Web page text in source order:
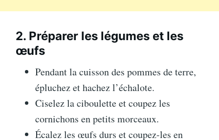
2. Préparer les légumes et les
œufs
Pendant la cuisson des pommes de terre,
épluchez et hachez l’échalote.
Ciselez la ciboulette et coupez les
cornichons en petits morceaux.
Écalez les œufs durs et coupez-les en